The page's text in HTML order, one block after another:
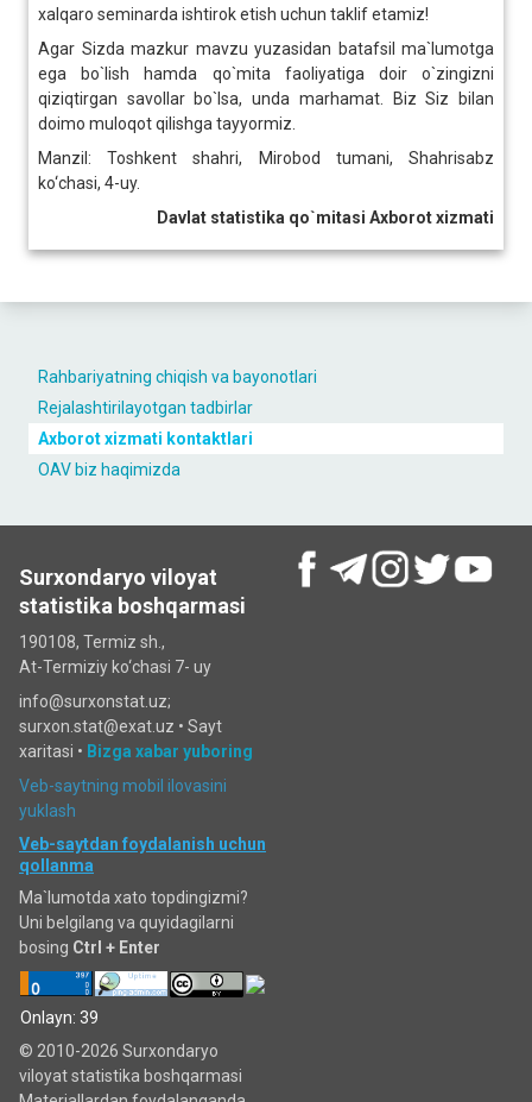
Rahbariyatning chiqish va bayonotlari
Rejalashtirilayotgan tadbirlar
Axborot xizmati kontaktlari
OAV biz haqimizda
xalqaro seminarda ishtirok etish uchun taklif etamiz!
Agar Sizda mazkur mavzu yuzasidan batafsil ma`lumotga
ega bo`lish hamda qo`mita faoliyatiga doir o`zingizni
qiziqtirgan savollar bo`lsa, unda marhamat. Biz Siz bilan
doimo muloqot qilishga tayyormiz.
Manzil: Toshkent shahri, Mirobod tumani, Shahrisabz
ko‘chasi, 4-uy.
Davlat statistika qo`mitasi Axborot xizmati
Surxondaryo viloyat
statistika boshqarmasi
190108, Termiz sh.,
At-Termiziy ko‘chasi 7- uy
info@surxonstat.uz;
surxon.stat@exat.uz • Sayt
xaritasi • Bizga xabar yuboring
Veb-saytning mobil ilovasini
yuklash
Veb-saytdan foydalanish uchun
qollanma
Ma`lumotda xato topdingizmi?
Uni belgilang va quyidagilarni
bosing Ctrl + Enter
Onlayn: 39
© 2010-2026 Surxondaryo
viloyat statistika boshqarmasi